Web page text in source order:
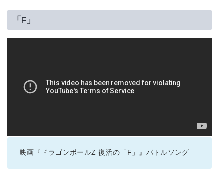
「F」
映画『ドラゴンボールZ 復活の「F」』バトルソング